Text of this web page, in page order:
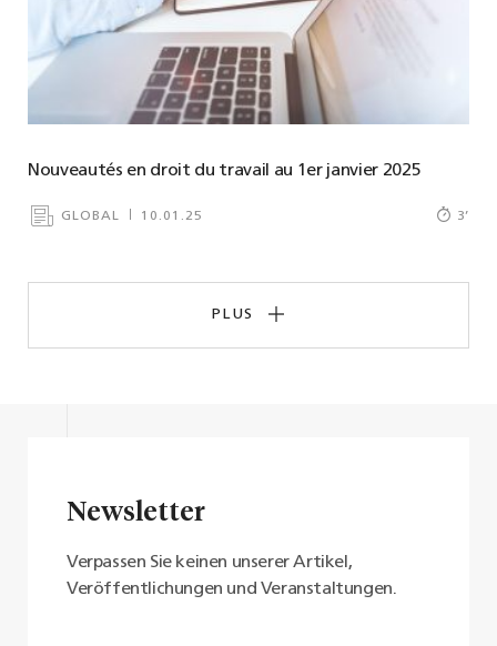
Nouveautés en droit du travail au 1er janvier 2025
GLOBAL 10.01.25 3’
PLUS
Newsletter
Verpassen Sie keinen unserer Artikel,
Veröffentlichungen und Veranstaltungen.